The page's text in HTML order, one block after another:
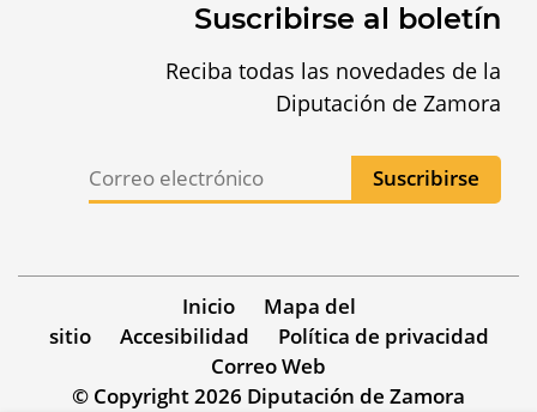
Suscribirse al boletín
Reciba todas las novedades de la
Diputación de Zamora
Inicio
Mapa del
sitio
Accesibilidad
Política de privacidad
Correo Web
© Copyright 2026 Diputación de Zamora